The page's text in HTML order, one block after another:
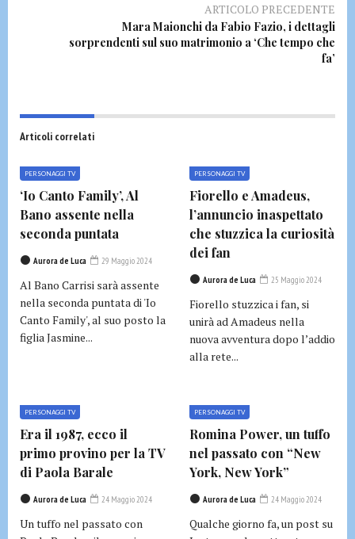
ARTICOLO PRECEDENTE
Mara Maionchi da Fabio Fazio, i dettagli
sorprendenti sul suo matrimonio a ‘Che tempo che
fa’
Articoli correlati
PERSONAGGI TV
‘Io Canto Family’, Al
Bano assente nella
seconda puntata
Aurora de Luca 29 Maggio 2024
Al Bano Carrisi sarà assente
nella seconda puntata di 'Io
Canto Family', al suo posto la
figlia Jasmine...
PERSONAGGI TV
Fiorello e Amadeus,
l’annuncio inaspettato
che stuzzica la curiosità
dei fan
Aurora de Luca 25 Maggio 2024
Fiorello stuzzica i fan, si
unirà ad Amadeus nella
nuova avventura dopo l’addio
alla rete...
PERSONAGGI TV
Era il 1987, ecco il
primo provino per la TV
di Paola Barale
Aurora de Luca 24 Maggio 2024
Un tuffo nel passato con
PERSONAGGI TV
Romina Power, un tuffo
nel passato con “New
York, New York”
Aurora de Luca 24 Maggio 2024
Qualche giorno fa, un post su